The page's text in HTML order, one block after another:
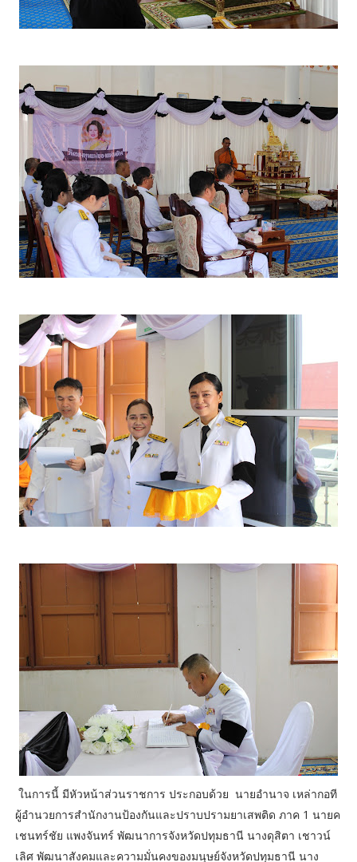
ในการนี้ มีหัวหน้าส่วนราชการ ประกอบด้วย นายอำนาจ เหล่ากอที
ผู้อำนวยการสำนักงานป้องกันและปราบปรามยาเสพติด ภาค 1 นายค
เชนทร์ชัย แพงจันทร์ พัฒนาการจังหวัดปทุมธานี นางดุสิตา เชาวน์
เลิศ พัฒนาสังคมและความมั่นคงของมนุษย์จังหวัดปทุมธานี นาง